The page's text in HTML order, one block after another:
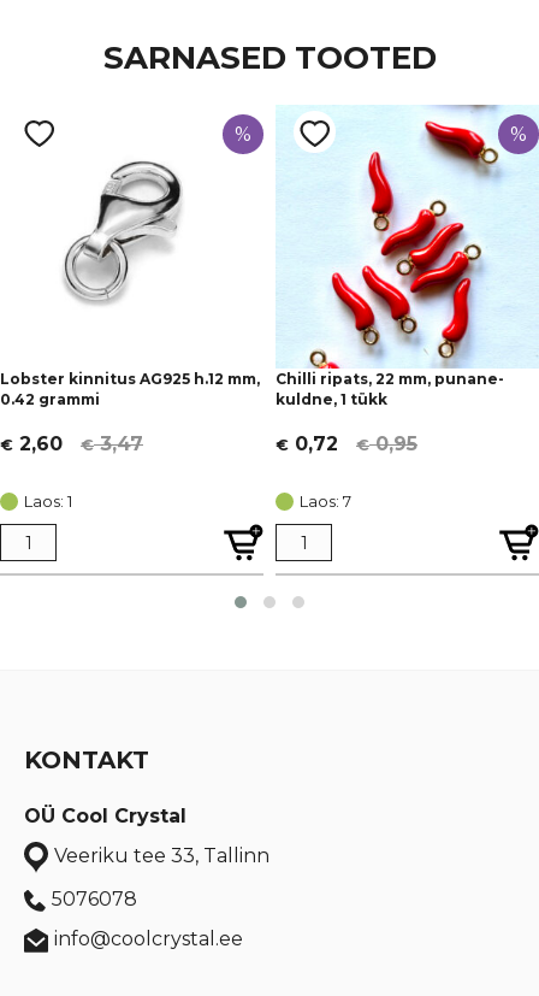
SARNASED TOOTED
%
Lobster kinnitus AG925 h.12 mm,
0.42 grammi
€3,47
Algne
oli:
€ 3,47.
€ 2,60
Current
is:
€ 2,60.
Laos: 1
%
Chilli ripats, 22 mm, punane-
kuldne, 1 tükk
€0,95
Algne
oli:
€ 0,95.
€ 0,72
Current
is:
€ 0,72.
Laos: 7
KONTAKT
OÜ Cool Crystal
Veeriku tee 33, Tallinn
5076078
info@coolcrystal.ee